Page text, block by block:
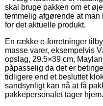
skal bruge pakken om et
temmelig afgørende at
for det aktuelle produkt.
En række e-forretninger
masse varer, eksempelvis
opslag, 29.5×39 cm,
påpasselig da det er
tidligere end et besluttet
sandsynligt kan nå at få
pakkepersonalet tager hjem.